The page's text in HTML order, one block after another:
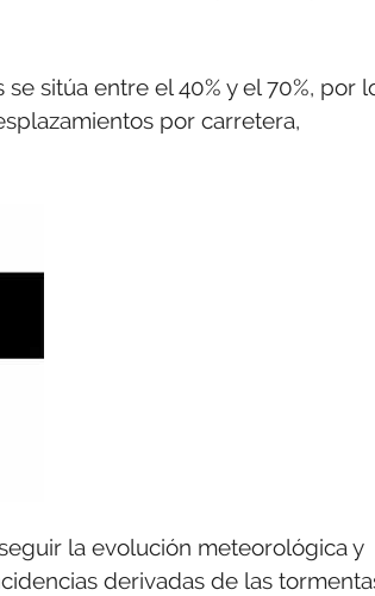
sitúa entre el 40% y el 70%, por
por carretera,
la evolución meteorológica y
derivadas de las